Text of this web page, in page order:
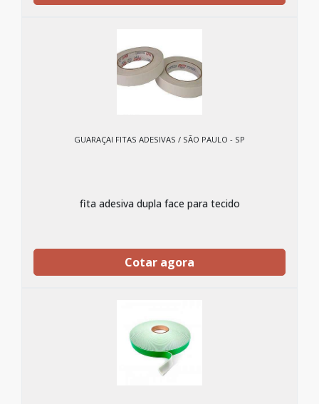
GUARAÇAI FITAS ADESIVAS / SÃO PAULO - SP
fita adesiva dupla face para tecido
Cotar agora